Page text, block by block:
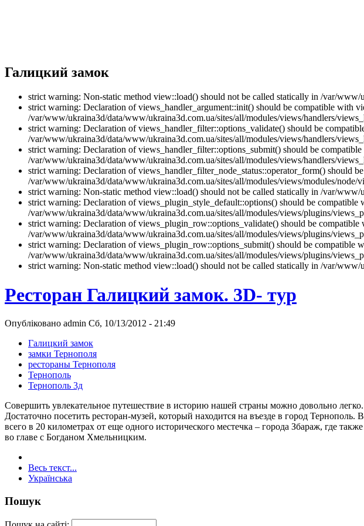
Галицкий замок
strict warning: Non-static method view::load() should not be called statically in /var/
strict warning: Declaration of views_handler_argument::init() should be compatible with
/var/www/ukraina3d/data/www/ukraina3d.com.ua/sites/all/modules/views/handlers/
strict warning: Declaration of views_handler_filter::options_validate() should be
/var/www/ukraina3d/data/www/ukraina3d.com.ua/sites/all/modules/views/handlers/
strict warning: Declaration of views_handler_filter::options_submit() should be
/var/www/ukraina3d/data/www/ukraina3d.com.ua/sites/all/modules/views/handlers/
strict warning: Declaration of views_handler_filter_node_status::operator_form() should
/var/www/ukraina3d/data/www/ukraina3d.com.ua/sites/all/modules/views/modules/node/
strict warning: Non-static method view::load() should not be called statically in /var/
strict warning: Declaration of views_plugin_style_default::options() should be compatible
/var/www/ukraina3d/data/www/ukraina3d.com.ua/sites/all/modules/views/plugins/
strict warning: Declaration of views_plugin_row::options_validate() should be
/var/www/ukraina3d/data/www/ukraina3d.com.ua/sites/all/modules/views/plugins/
strict warning: Declaration of views_plugin_row::options_submit() should be
/var/www/ukraina3d/data/www/ukraina3d.com.ua/sites/all/modules/views/plugins/
strict warning: Non-static method view::load() should not be called statically in /var/
Ресторан Галицкий замок. 3D- тур
Опубліковано admin Сб, 10/13/2012 - 21:49
Галицкий замок
замки Тернополя
рестораны Тернополя
Тернополь
Тернополь 3д
Совершить увлекательное путешествие в историю нашей страны можно довольно
Достаточно посетить ресторан-музей, который находится на въезде в город
всего в 20 километрах от еще одного исторического местечка – города Збараж, где
во главе с Богданом Хмельницким.
Весь текст...
Українська
Пошук